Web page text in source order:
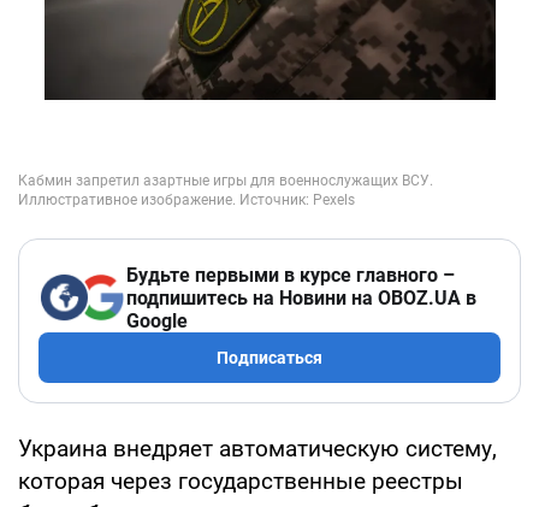
Будьте первыми в курсе главного –
подпишитесь на Новини на OBOZ.UA в
Google
Подписаться
Украина внедряет автоматическую систему,
которая через государственные реестры